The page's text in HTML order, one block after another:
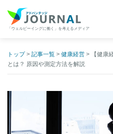
content
「ウェルビーイングに働く」を考えるメディア
トップ> 記事一覧 > 健康経営 >
【健康
とは？ 原因や測定方法を解説